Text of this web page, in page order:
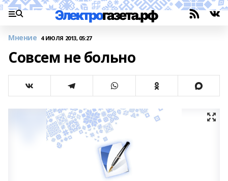
Мнение 4 ИЮЛЯ 2013, 05:27
Совсем не больно